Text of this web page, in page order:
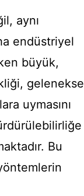
aynı
endüstriyel
büyük,
uymasını
Bu